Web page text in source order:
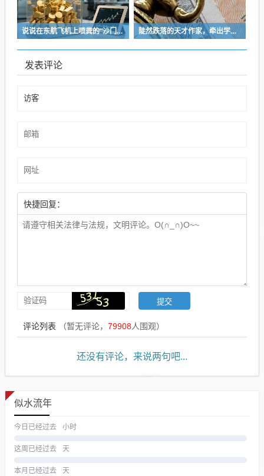
说说在东航飞机上喷粪的“沙门世家” 陡然跌落的天才作家，牵出学界一个惊人的造假联盟
发表评论
快捷回复：
评论列表 （暂无评论， 79908人围观）
还没有评论，来说两句吧...
似水流年
今日已经过去 小时
这周已经过去 天
本月已经过去 天